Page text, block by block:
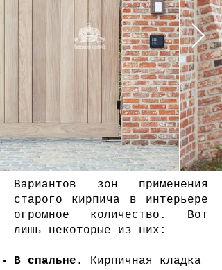
Вариантов зон применения
старого кирпича в интерьере
огромное количество. Вот
лишь некоторые из них:
В спальне.
Кирпичная кладка